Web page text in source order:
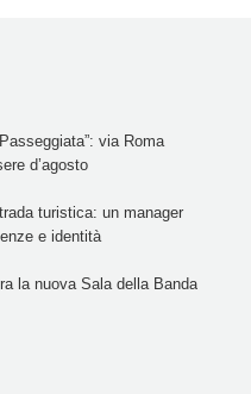
via Roma
d’agosto
turistica: un manager
e identità
la nuova Sala della Banda